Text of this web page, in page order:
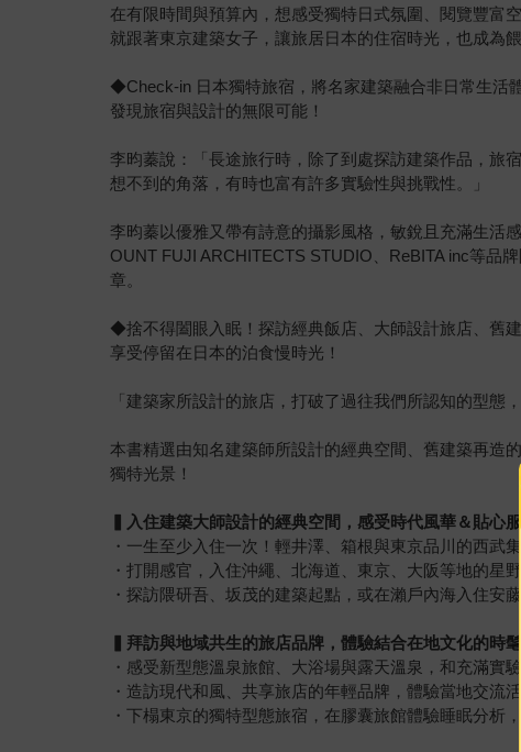
在有限時間與預算內，想感受獨特日式氛圍、閱覽豐富空
就跟著東京建築女子，讓旅居日本的住宿時光，也成為
◆Check-in 日本獨特旅宿，將名家建築融合非日常生活
發現旅宿與設計的無限可能！
李昀蓁說：「長途旅行時，除了到處探訪建築作品，旅
想不到的角落，有時也富有許多實驗性與挑戰性。」
李昀蓁以優雅又帶有詩意的攝影風格，敏銳且充滿生
OUNT FUJI ARCHITECTS STUDIO、ReBITA inc等品
章。
◆捨不得闔眼入眠！探訪經典飯店、大師設計旅店、舊建
享受停留在日本的泊食慢時光！
「建築家所設計的旅店，打破了過往我們所認知的型
本書精選由知名建築師所設計的經典空間、舊建築再造
獨特光景！
入住建築大師設計的經典空間，感受時代風華＆貼心
・一生至少入住一次！輕井澤、箱根與東京品川的西武集
・打開感官，入住沖繩、北海道、東京、大阪等地的星
・探訪隈研吾、坂茂的建築起點，或在瀨戶內海入住安
拜訪與地域共生的旅店品牌，體驗結合在地文化的時髦
・感受新型態溫泉旅館、大浴場與露天溫泉，和充滿實
・造訪現代和風、共享旅店的年輕品牌，體驗當地交流
・下榻東京的獨特型態旅宿，在膠囊旅館體驗睡眠分析